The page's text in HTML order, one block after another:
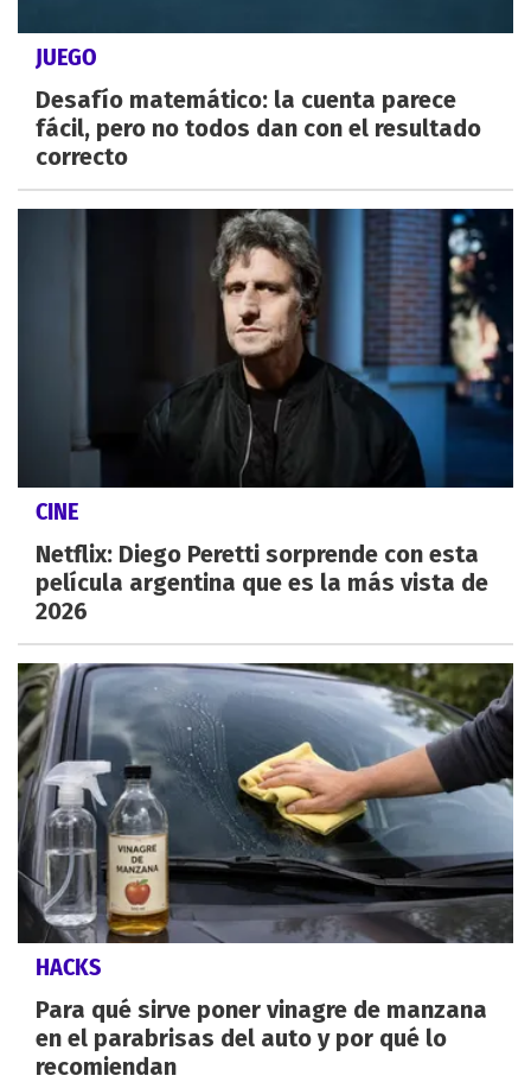
JUEGO
Desafío matemático: la cuenta parece
fácil, pero no todos dan con el resultado
correcto
CINE
Netflix: Diego Peretti sorprende con esta
película argentina que es la más vista de
2026
HACKS
Para qué sirve poner vinagre de manzana
en el parabrisas del auto y por qué lo
recomiendan